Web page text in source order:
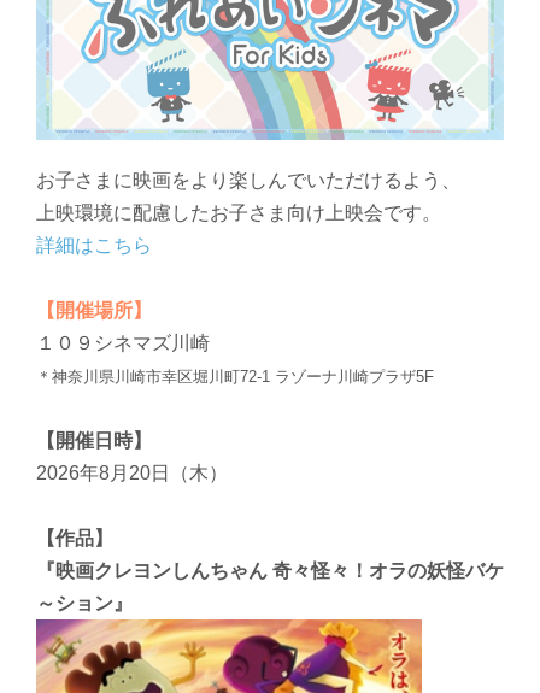
お子さまに映画をより楽しんでいただけるよう、
上映環境に配慮したお子さま向け上映会です。
詳細はこちら
【開催場所】
１０９シネマズ川崎
＊神奈川県川崎市幸区堀川町72-1 ラゾーナ川崎プラザ5F
【開催日時】
2026年8月20日（木）
【作品】
『映画クレヨンしんちゃん 奇々怪々！オラの妖怪バケ
～ション』